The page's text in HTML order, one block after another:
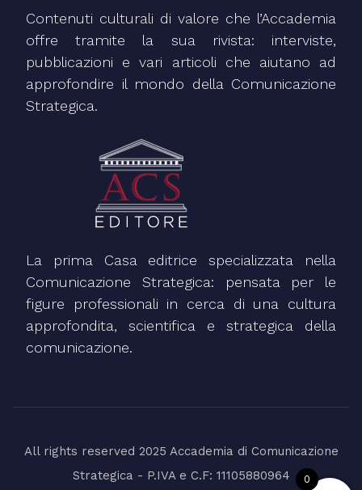
Contenuti culturali di valore che l’Accademia
offre tramite la sua rivista: interviste,
pubblicazioni e vari articoli che aiutano ad
approfondire il mondo della Comunicazione
Strategica.
La prima Casa editrice specializzata nella
Comunicazione Strategica: pensata per le
figure professionali in cerca di una cultura
approfondita, scientifica e strategica della
comunicazione.
All rights reserved 2025 Accademia di Comunicazione
Strategica - P.IVA e C.F: 11105880964
0